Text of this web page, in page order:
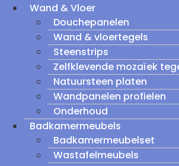
Wand & Vloer
Douchepanelen
Wand & vloertegels
Steenstrips
Zelfklevende mozaïek
Natuursteen platen
Wandpanelen profielen
Onderhoud
Badkamermeubels
Badkamermeubelset
Wastafelmeubels